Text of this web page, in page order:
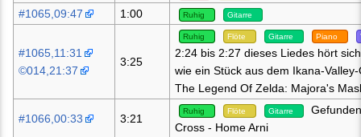
#1065,09:47 1:00 Ruhig Gitarre
#1065,11:31
©014,21:37
3:25
Ruhig Flöte Gitarre Piano
2:24 bis 2:27 dieses Liedes hört
wie ein Stück aus dem Ikana-
The Legend Of Zelda: Majora's
#1066,00:33 3:21
Ruhig Flöte Gitarre
Cross - Home Arni